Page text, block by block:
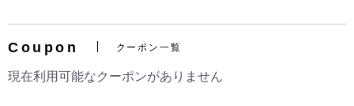
Coupon クーポン一覧
現在利用可能なクーポンがありません